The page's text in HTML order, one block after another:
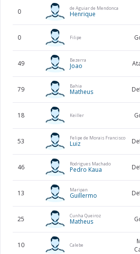
0 de Aguiar de Mendonca
Henrique
0 Filipe
49 Bezerra
Joao
79 Bahia
Matheus
18 Keiller
53 Felipe de Morais Francisco
Luiz
46 Rodrigues Machado
Pedro Kaua
13 Maripan
Guillermo
25 Cunha Queiroz
Matheus
10 Calebe